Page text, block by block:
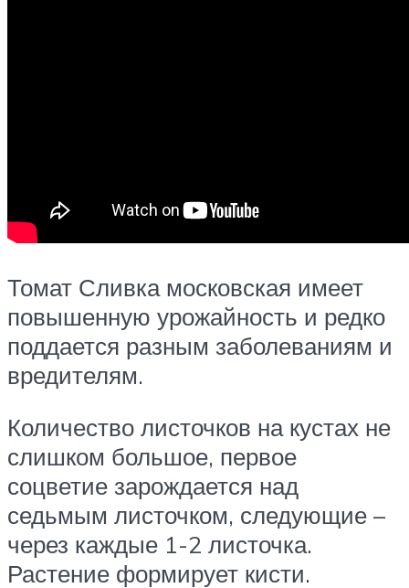
Томат Сливка московская имеет
повышенную урожайность и редко
поддается разным заболеваниям и
вредителям.
Количество листочков на кустах не
слишком большое, первое
соцветие зарождается над
седьмым листочком, следующие –
через каждые 1-2 листочка.
Растение формирует кисти.